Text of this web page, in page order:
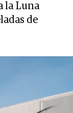
la Luna
de